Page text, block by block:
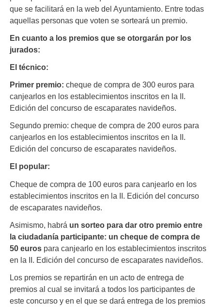
que se facilitará en la web del Ayuntamiento. Entre todas
aquellas personas que voten se sorteará un premio.
En cuanto a los premios que se otorgarán por los
jurados:
El técnico:
Primer premio: cheque de compra de 300 euros para
canjearlos en los establecimientos inscritos en la II.
Edición del concurso de escaparates navideños.
Segundo premio: cheque de compra de 200 euros para
canjearlos en los establecimientos inscritos en la II.
Edición del concurso de escaparates navideños.
El popular:
Cheque de compra de 100 euros para canjearlo en los
establecimientos inscritos en la II. Edición del concurso
de escaparates navideños.
Asimismo, habrá un sorteo para dar otro premio entre
la ciudadanía participante: un cheque de compra de
50 euros para canjearlo en los establecimientos inscritos
en la II. Edición del concurso de escaparates navideños.
Los premios se repartirán en un acto de entrega de
premios al cual se invitará a todos los participantes de
este concurso y en el que se dará entrega de los premios